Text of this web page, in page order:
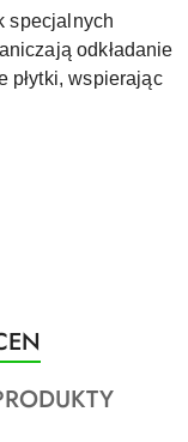
specjalnych
odkładanie
płytki, wspierając